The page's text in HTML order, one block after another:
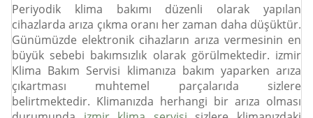
Periyodik klima bakımı düzenli olarak yapılan
cihazlarda arıza çıkma oranı her zaman daha düşüktür.
Günümüzde elektronik cihazların arıza vermesinin en
büyük sebebi bakımsızlık olarak görülmektedir. izmir
Klima Bakım Servisi klimanıza bakım yaparken arıza
çıkartması muhtemel parçalarıda sizlere
belirtmektedir. Klimanızda herhangi bir arıza olması
Orjinal Parça Kullanarak Makinlerinizin Kullanım Ömrünü Üzatıyoruz
Orjinal Parça Kullanarak Makinlerinizin Kullanım Ömrünü Üzatıyoruz
Orjinal Parça Kullanarak Makinlerinizin Kullanım Ömrünü Üzatıyoruz